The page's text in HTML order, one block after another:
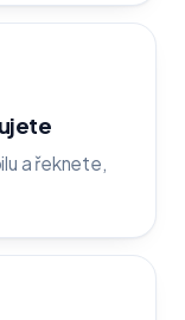
a řeknete,